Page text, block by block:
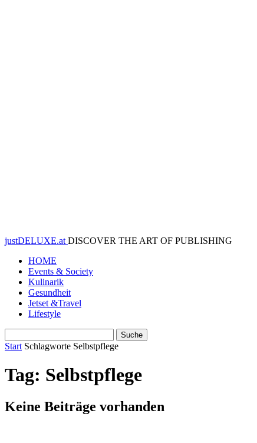
justDELUXE.at DISCOVER THE ART OF PUBLISHING
HOME
Events & Society
Kulinarik
Gesundheit
Jetset &Travel
Lifestyle
Start Schlagworte Selbstpflege
Tag: Selbstpflege
Keine Beiträge vorhanden